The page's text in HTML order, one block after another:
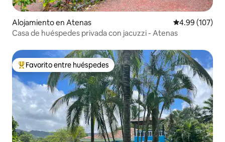
Alojamiento en Atenas Calificación
4.99 (107)
Casa de huéspedes privada con jacuzzi - Atenas
Favorito entre huéspedes preferido
Favorito entre huéspedes